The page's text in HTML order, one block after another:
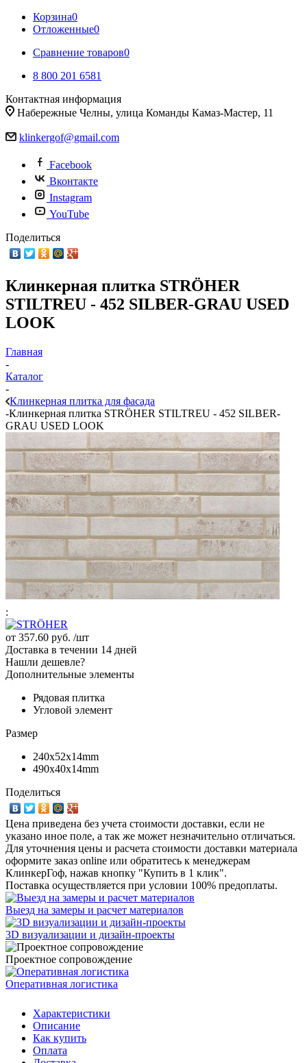
Корзина0
Отложенные0
Сравнение товаров0
8 800 201 6581
Контактная информация
Набережные Челны, улица Команды Камаз-Мастер, 11
klinkergof@gmail.com
Facebook
Вконтакте
Instagram
YouTube
Поделиться
Клинкерная плитка STRÖHER
STILTREU - 452 SILBER-GRAU USED
LOOK
Главная
-
Каталог
-
Клинкерная плитка для фасада
-Клинкерная плитка STRÖHER STILTREU - 452 SILBER-
GRAU USED LOOK
:
от 357.60 руб. /шт
Доставка в течении 14 дней
Нашли дешевле?
Дополнительные элементы
Рядовая плитка
Угловой элемент
Размер
240x52x14mm
490x40x14mm
Поделиться
Цена приведена без учета стоимости доставки, если не
указано иное поле, а так же может незначительно отличаться.
Для уточнения цены и расчета стоимости доставки материала
оформите заказ online или обратитесь к менеджерам
КлинкерГоф, нажав кнопку "Купить в 1 клик".
Поставка осуществляется при условии 100% предоплаты.
Выезд на замеры и расчет материалов
3D визуализации и дизайн-проекты
Проектное сопровождение
Оперативная логистика
Характеристики
Описание
Как купить
Оплата